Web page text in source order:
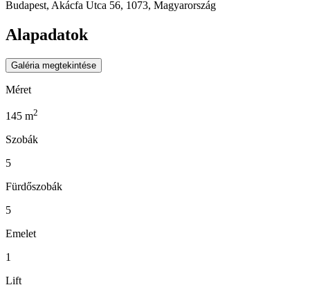
Budapest, Akácfa Utca 56, 1073, Magyarország
Alapadatok
Galéria megtekintése
Méret
145 m2
Szobák
5
Fürdőszobák
5
Emelet
1
Lift